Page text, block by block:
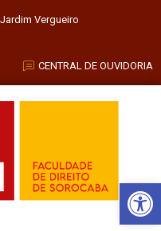
Vergueiro
CENTRAL DE OUVIDORIA
Barra de